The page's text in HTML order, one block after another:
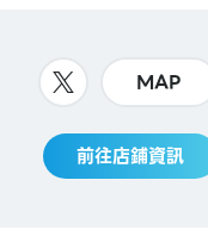
MAP
前往店鋪資訊